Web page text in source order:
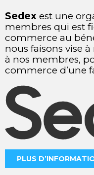
Sedex est une
membres qui est
commerce au
nous faisons vise
à nos membres,
commerce d’une
PLUS